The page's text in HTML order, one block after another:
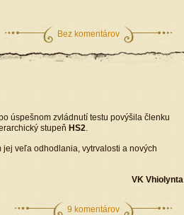
Bez komentárov
úspešnom zvládnutí testu povýšila členku
stupeň HS2.
veľa odhodlania, vytrvalosti a nových
VK Vhiolynta
9 komentárov